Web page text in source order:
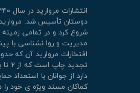
دوستان تأسیس شد. مروارید
شروع کرد و در تمامی زمینه
مدیریت و روا نشناسی با
دارد از جوانان با
کماکان مسند ویژه ی خود را